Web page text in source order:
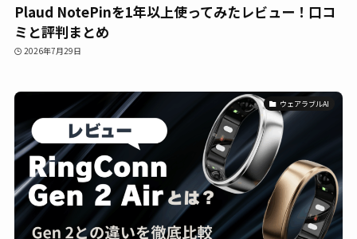
Plaud NotePinを1年以上使ってみたレビュー！口コ
ミと評判まとめ
2026年7月29日
ウェアラブルAI